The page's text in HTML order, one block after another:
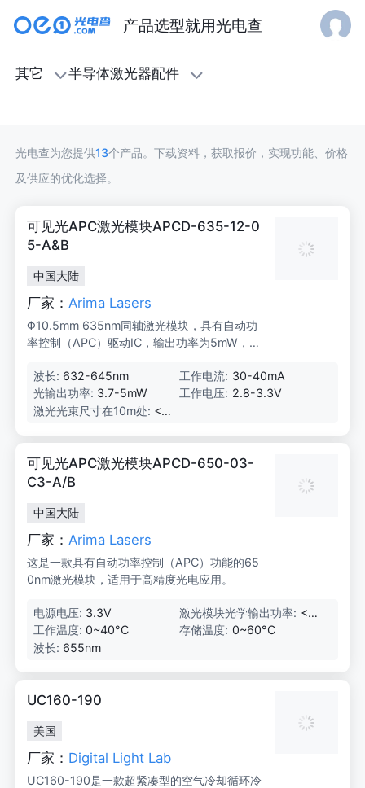
产品选型就用光电查
半
体
激
光
器
件
其它 半导体激光器配件
光电查为您提供13个产品。下载资料，获取报价，实现功能、价格
及供应的优化选择。
可见光APC激光模块APCD-635-12-0
5-A&B
中国大陆
厂家： Arima Lasers
Φ10.5mm 635nm同轴激光模块，具有自动功
率控制（APC）驱动IC，输出功率为5mW，光
波长: 632-645nm 工作电流: 30-40mA
光输出功率: 3.7-5mW 工作电压: 2.8-3.3V
激光光束尺寸在10m处: <15
可见光APC激光模块APCD-650-03-
C3-A/B
中国大陆
厂家： Arima Lasers
这是一款具有自动功率控制（APC）功能的65
0nm激光模块，适用于高精度光电应用。
电源电压: 3.3V 激光模块光学输出功率: <3
工作温度: 0~40°C 存储温度: 0~60°C
波长: 655nm
UC160-190
美国
厂家： Digital Light Lab
UC160-190是一款超紧凑型的空气冷却循环冷